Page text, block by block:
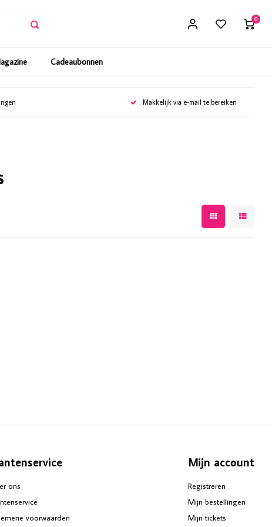
0
Cadeaubonnen
Makkelijk via e-mail te bereiken
ons
voorwaarden
Mijn account
Registreren
Mijn bestellingen
Mijn tickets